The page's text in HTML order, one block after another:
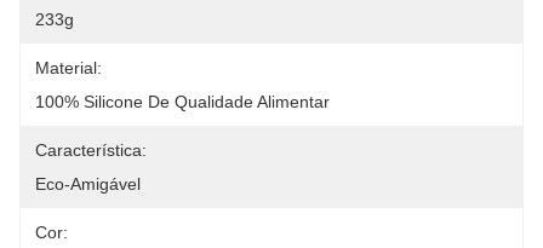
233g
Material:
100% Silicone De Qualidade Alimentar
Característica:
Eco-Amigável
Cor: